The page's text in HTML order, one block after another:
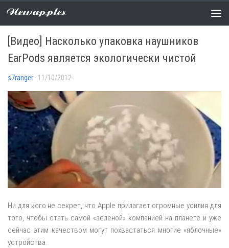
Newapples
НОВОСТИ 0 COMMENTS
[Видео] Насколько упаковка наушников
EarPods является экологически чистой
s7ranger · 11/10/2012
Ни для кого не секрет, что Apple прилагает огромные усилия для
того, чтобы стать самой «зеленой» компанией на планете и уже
сейчас этим качеством могут похвастаться многие «яблочные»
устройства.